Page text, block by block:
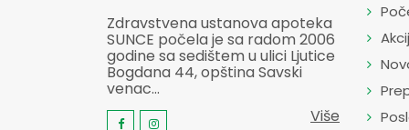
LA ROCHE-POSAY
Labo Cospropharm
Leco
LOLI Pharma
Zdravstvena ustanova apoteka
SUNCE počela je sa radom 2006
godine sa sedištem u ulici Ljutice
Bogdana 44, opština Savski
venac...
Više